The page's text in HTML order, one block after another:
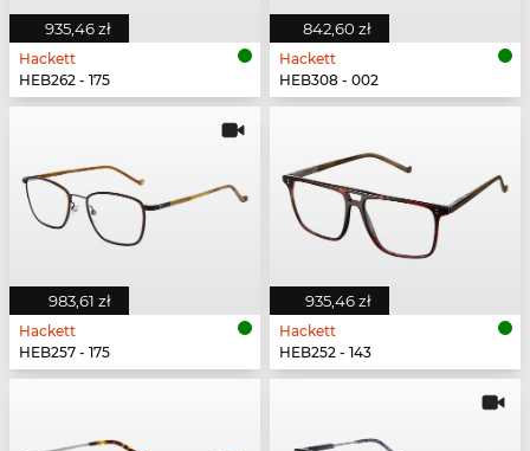
935,46 zł
Hackett
HEB262 - 175
842,60 zł
Hackett
HEB308 - 002
983,61 zł
Hackett
HEB257 - 175
935,46 zł
Hackett
HEB252 - 143